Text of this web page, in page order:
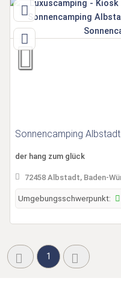
Sonnencamping Albstadt
der hang zum glück
72458 Albstadt, Baden-
Umgebungsschwerpunkt:
1